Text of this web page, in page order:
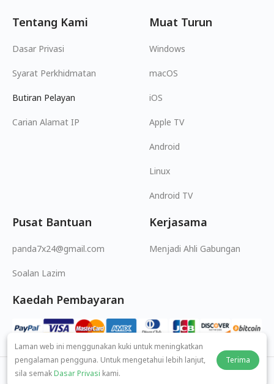
Tentang Kami
Dasar Privasi
Syarat Perkhidmatan
Butiran Pelayan
Carian Alamat IP
Muat Turun
Windows
macOS
iOS
Apple TV
Android
Linux
Android TV
Pusat Bantuan
panda7x24@gmail.com
Soalan Lazim
Kerjasama
Menjadi Ahli Gabungan
Kaedah Pembayaran
© 2026 MOPUBI LIMITED. All rights reserved.
Laman web ini menggunakan kuki untuk meningkatkan
pengalaman pengguna. Untuk mengetahui lebih lanjut,
sila semakDasar Privasi kami.
Terima